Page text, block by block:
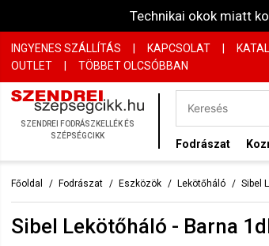
Technikai okok miatt
INGYENES SZÁLLÍTÁS KAPCSOLAT
OUTLET
| TÖBBET OLCSÓBBAN
SZENDREI FODRÁSZKELLÉK ÉS
SZÉPSÉGCIKK
Fodrászat
Főoldal Fodrászat Eszközök Lekötőháló Sibel
Sibel Lekötőháló - Barna